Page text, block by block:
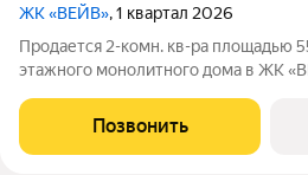
ЖК «ВЕЙВ», 1 квартал 2026
Продается 2-комн. кв-ра площадью
этажного монолитного дома в ЖК
набережная со смотровой
велодорожками, детскими и
Позвонить